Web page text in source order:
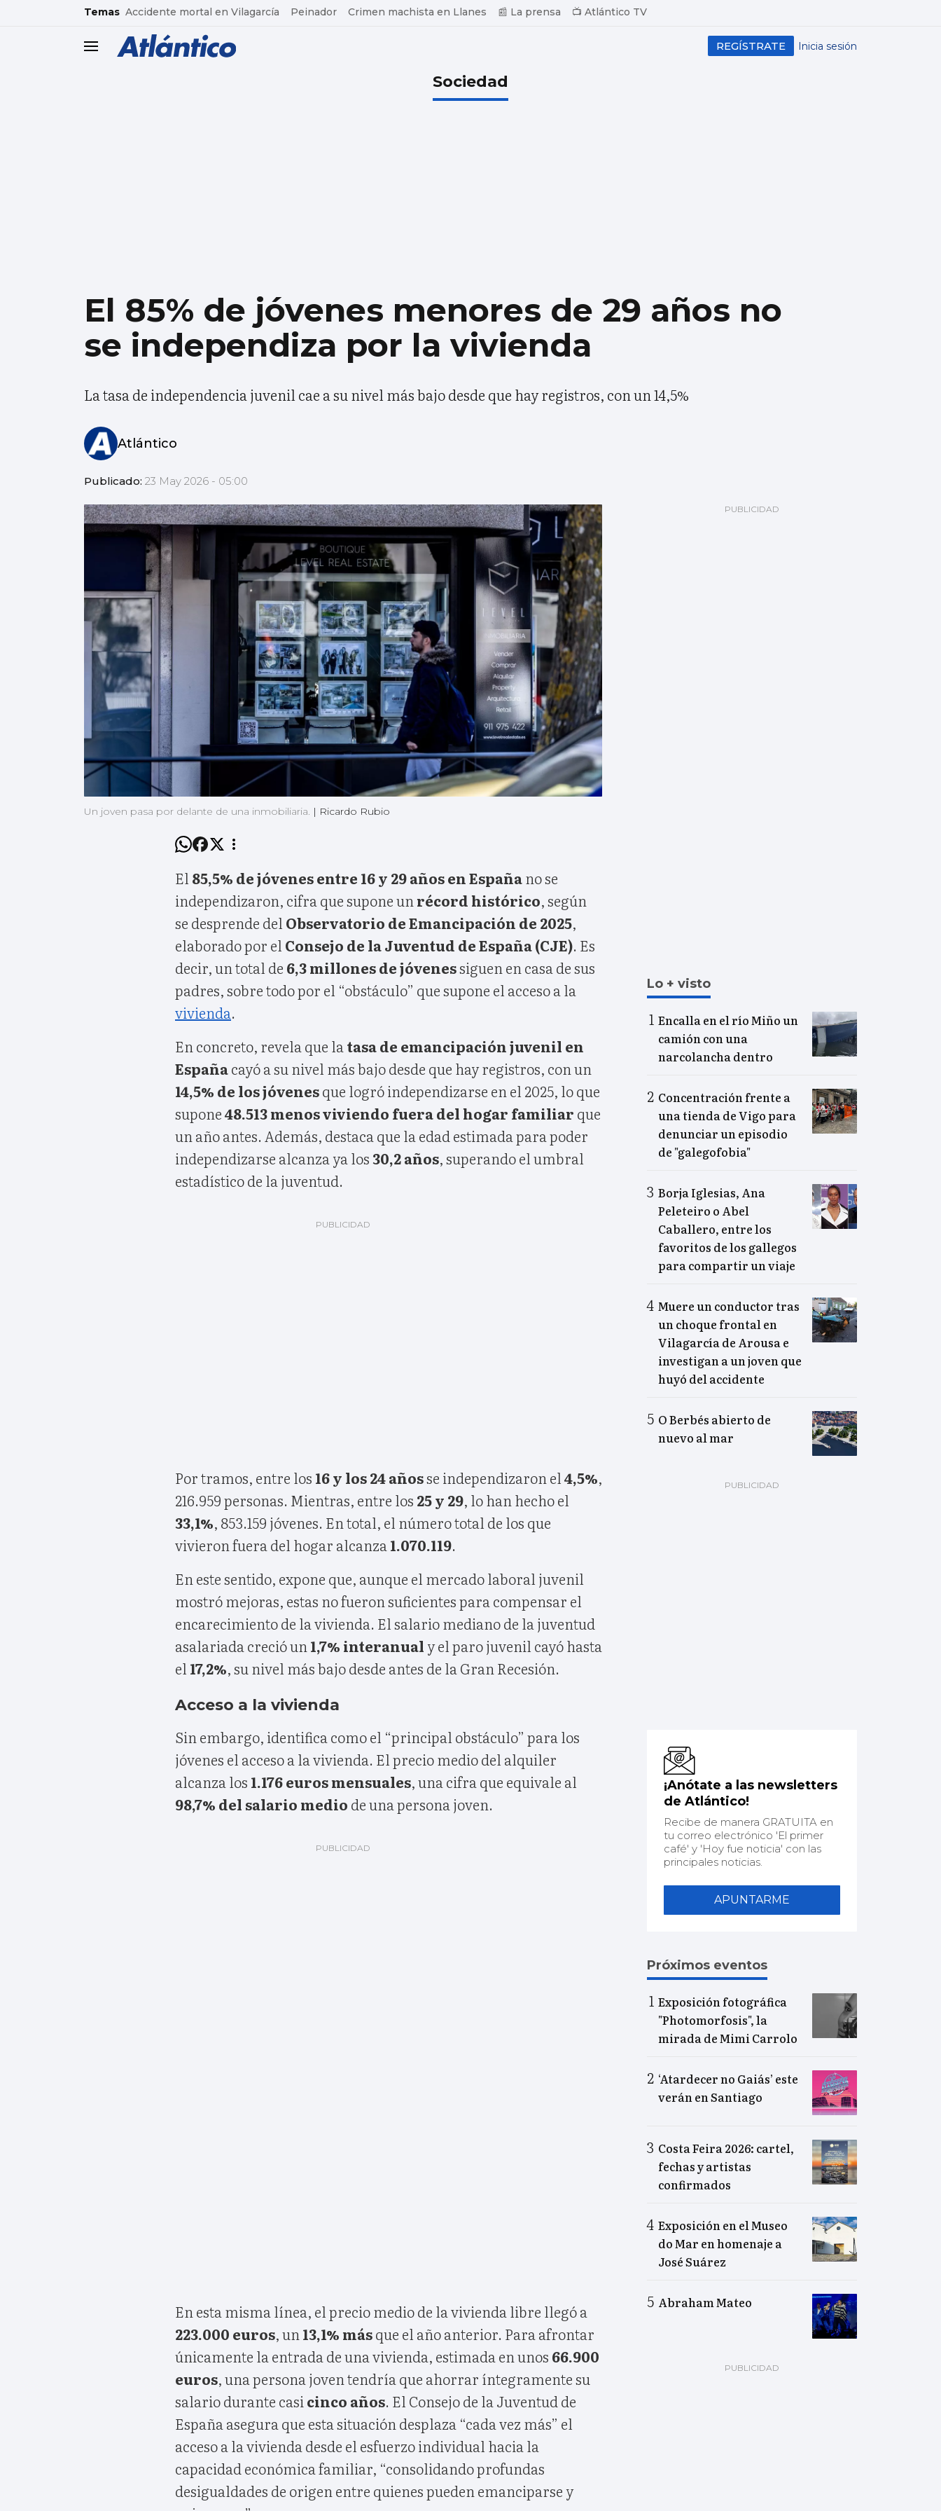
common.go-to-content
Temas Accidente mortal en Vilagarcía Peinador Crimen machista en Llanes 📰 La prensa 📺 Atlántico TV
header.menu.open Inicia sesión
REGÍSTRATE
Sociedad
El 85% de jóvenes menores de 29 años no
se independiza por la vivienda
La tasa de independencia juvenil cae a su nivel más bajo desde que hay registros, con un 14,5%
Atlántico
Publicado: 23 May 2026 - 05:00
Un joven pasa por delante de una inmobiliaria. | Ricardo Rubio
El 85,5% de jóvenes entre 16 y 29 años en Españano se
independizaron, cifra que supone un récord histórico, según
se desprende del Observatorio de Emancipación de 2025,
elaborado por el Consejo de la Juventud de España (CJE). Es
decir, un total de 6,3 millones de jóvenessiguen en casa de sus
padres, sobre todo por el “obstáculo” que supone el acceso a la
vivienda.
En concreto, revela que la tasa de emancipación juvenil en
Españacayó a su nivel más bajo desde que hay registros, con un
14,5% de los jóvenesque logró independizarse en el 2025, lo que
supone48.513 menos viviendo fuera del hogar familiar que
un año antes. Además, destaca que la edad estimada para poder
independizarse alcanza ya los30,2 años, superando el umbral
estadístico de la juventud.
Por tramos, entre los 16 y los 24 añosse independizaron el 4,5%,
216.959 personas. Mientras, entre los 25 y 29, lo han hecho el
33,1%, 853.159 jóvenes. En total, el número total de los que
vivieron fuera del hogar alcanza 1.070.119.
En este sentido, expone que, aunque el mercado laboral juvenil
mostró mejoras, estas no fueron suficientes para compensar el
encarecimiento de la vivienda. El salario mediano de la juventud
asalariada creció un 1,7% interanual y el paro juvenil cayó hasta
el 17,2%, su nivel más bajo desde antes de la Gran Recesión.
Acceso a la vivienda
Sin embargo, identifica como el “principal obstáculo” para los
jóvenes el acceso a la vivienda. El precio medio del alquiler
alcanza los 1.176 euros mensuales, una cifra que equivale al
98,7% del salario medio de una persona joven.
En esta misma línea, el precio medio de la vivienda libre llegó a
223.000 euros, un 13,1% másque el año anterior. Para afrontar
únicamente la entrada de una vivienda, estimada en unos 66.900
euros, una persona joven tendría que ahorrar íntegramente su
salario durante casi cinco años. El Consejo de la Juventud de
España asegura que esta situación desplaza “cada vez más” el
acceso a la vivienda desde el esfuerzo individual hacia la
capacidad económica familiar, “consolidando profundas
desigualdades de origen entre quienes pueden emanciparse y
Lo + visto
Encalla en el río Miño un
camión con una
narcolancha dentro
Concentración frente a
una tienda de Vigo para
denunciar un episodio
de "galegofobia"
Borja Iglesias, Ana
Peleteiro o Abel
Caballero, entre los
favoritos de los gallegos
para compartir un viaje
Muere un conductor tras
un choque frontal en
Vilagarcía de Arousa e
investigan a un joven que
huyó del accidente
O Berbés abierto de
nuevo al mar
¡Anótate a las newsletters
de Atlántico!
Recibe de manera GRATUITA en
tu correo electrónico 'El primer
café' y 'Hoy fue noticia' con las
principales noticias.
APUNTARME
Próximos eventos
Exposición fotográfica
"Photomorfosis", la
mirada de Mimi Carrolo
‘Atardecer no Gaiás’ este
verán en Santiago
Costa Feira 2026: cartel,
fechas y artistas
confirmados
Exposición en el Museo
do Mar en homenaje a
José Suárez
Abraham Mateo